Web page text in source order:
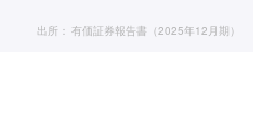
出所： 有価証券報告書（2025年12月期）